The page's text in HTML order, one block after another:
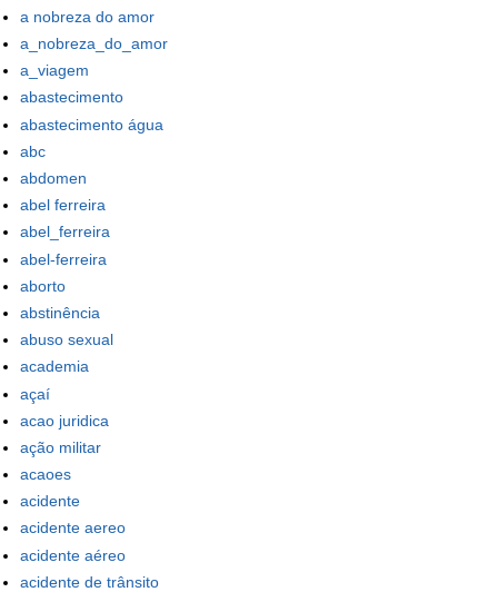
a nobreza do amor
a_nobreza_do_amor
a_viagem
abastecimento
abastecimento água
abc
abdomen
abel ferreira
abel_ferreira
abel-ferreira
aborto
abstinência
abuso sexual
academia
açaí
acao juridica
ação militar
acaoes
acidente
acidente aereo
acidente aéreo
acidente de trânsito